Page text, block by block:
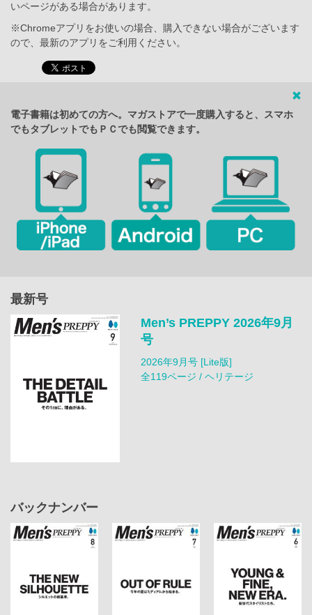
いページがある場合があります。
※Chromeアプリをお使いの場合、購入できない場合がございます
ので、最新のアプリをご利用ください。
電子書籍は初めての方へ。マガストアで一度購入すると、スマホ
でもタブレットでもＰＣでも閲覧できます。
最新号
Men’s PREPPY 2026年9月
号
2026年9月号 [Lite版]
全119ページ / ヘリテージ
バックナンバー